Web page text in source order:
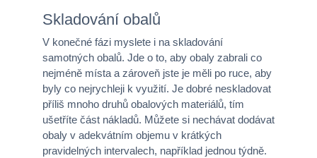
Skladování obalů
V konečné fázi myslete i na skladování
samotných obalů. Jde o to, aby obaly zabrali co
nejméně místa a zároveň jste je měli po ruce, aby
byly co nejrychleji k využití. Je dobré neskladovat
příliš mnoho druhů obalových materiálů, tím
ušetříte část nákladů. Můžete si nechávat dodávat
obaly v adekvátním objemu v krátkých
pravidelných intervalech, například jednou týdně.